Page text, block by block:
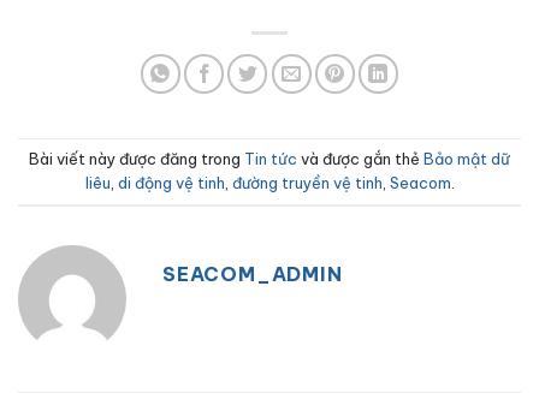
Bài viết này được đăng trong Tin tức và được gắn thẻ Bảo mật dữ
liêu, di động vệ tinh, đường truyền vệ tinh, Seacom.
SEACOM_ADMIN